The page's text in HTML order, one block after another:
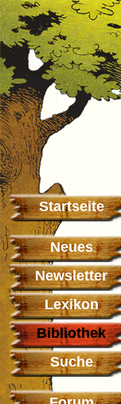
Startseite
Neues
Newsletter
Lexikon
Bibliothek
Suche